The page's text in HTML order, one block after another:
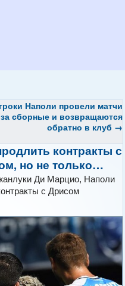
Наполи провели матчи
за сборные и возвращаются
обратно в клуб →
контракты с
но не только…
Ди Марцио, Наполи
с Дрисом